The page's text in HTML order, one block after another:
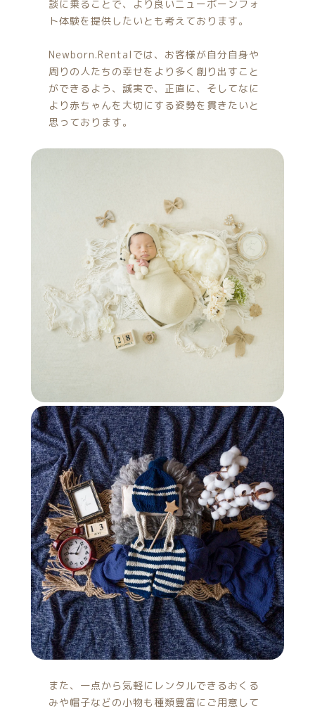
談に乗ることで、より良いニューボーンフォ
ト体験を提供したいとも考えております。
Newborn.Rentalでは、お客様が自分自身や
周りの人たちの幸せをより多く創り出すこと
ができるよう、誠実で、正直に、そしてなに
より赤ちゃんを大切にする姿勢を貫きたいと
思っております。
また、一点から気軽にレンタルできるおくる
みや帽子などの小物も種類豊富にご用意して